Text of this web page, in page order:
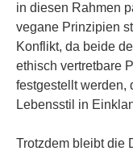
in diesen Rahmen
vegane Prinzipien
Konflikt, da beide
ethisch vertretbare
festgestellt werden,
Lebensstil in
Trotzdem bleibt die